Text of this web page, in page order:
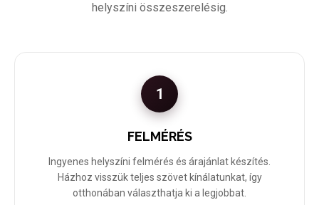
helyszíni összeszerelésig.
1
FELMÉRÉS
Ingyenes helyszíni felmérés és árajánlat készítés.
Házhoz visszük teljes szövet kínálatunkat, így
otthonában választhatja ki a legjobbat.